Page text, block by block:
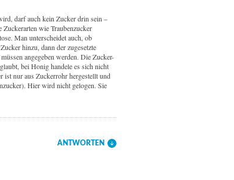
darf auch kein Zucker drin sein –
Zuckerarten wie Traubenzucker
Man unterscheidet auch, ob
hinzu, dann der zugesetzte
angegeben werden. Die Zucker-
bei Honig handele es sich nicht
ist nur aus Zuckerrohr hergestellt und
Hier wird nicht gelogen. Sie
ANTWORTEN